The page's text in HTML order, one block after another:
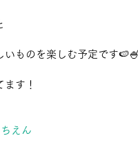
いものを楽しむ予定です
す！
えん